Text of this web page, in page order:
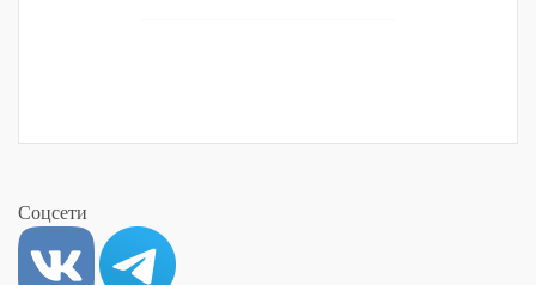
Соцсети